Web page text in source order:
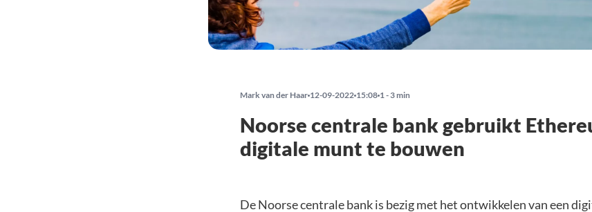
Mark van der Haar 12-09-2022 15:08 1 - 3 min
Noorse centrale bank gebruikt
digitale munt te bouwen
De Noorse centrale bank is bezig met het ontwikkelen van een